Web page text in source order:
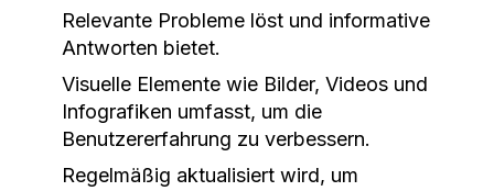
Relevante Probleme löst und informative
Antworten bietet.
Visuelle Elemente wie Bilder, Videos und
Infografiken umfasst, um die
Benutzererfahrung zu verbessern.
Regelmäßig aktualisiert wird, um